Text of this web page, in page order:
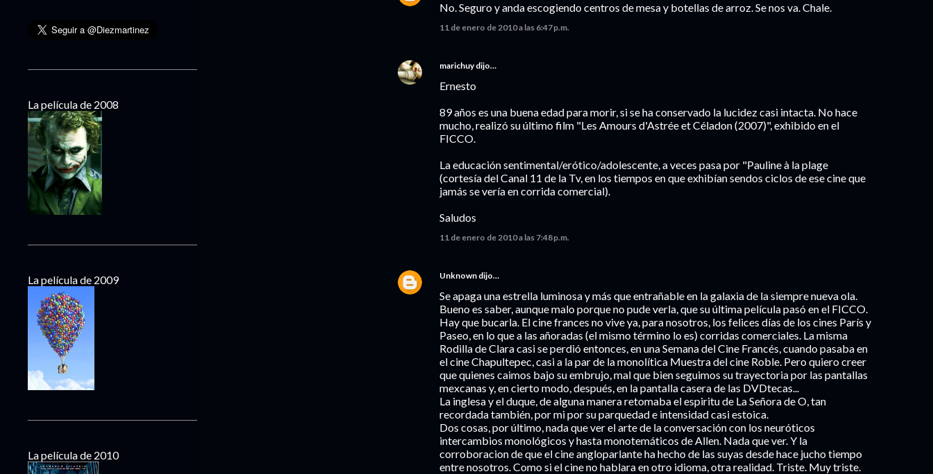
No. Seguro y anda escogiendo centros de mesa y botellas de arroz. Se nos va. Chale.
11 de enero de 2010 a las 6:47 p.m.
marichuydijo…
Ernesto
89 años es una buena edad para morir, si se ha conservado la lucidez casi intacta. No hace
mucho, realizó su último film "Les Amours d'Astrée et Céladon (2007)", exhibido en el
FICCO.
La educación sentimental/erótico/adolescente, a veces pasa por "Pauline à la plage
(cortesía del Canal 11 de la Tv, en los tiempos en que exhibían sendos ciclos de ese cine que
jamás se vería en corrida comercial).
Saludos
11 de enero de 2010 a las 7:48 p.m.
Unknown dijo…
Se apaga una estrella luminosa y más que entrañable en la galaxia de la siempre nueva ola.
Bueno es saber, aunque malo porque no pude verla, que su última película pasó en el FICCO.
Hay que bucarla. El cine frances no vive ya, para nosotros, los felices días de los cines París y
Paseo, en lo que a las añoradas (el mismo término lo es) corridas comerciales. La misma
Rodilla de Clara casi se perdió entonces, en una Semana del Cine Francés, cuando pasaba en
el cine Chapultepec, casi a la par de la monolítica Muestra del cine Roble. Pero quiero creer
que quienes caimos bajo su embrujo, mal que bien seguimos su trayectoria por las pantallas
mexcanas y, en cierto modo, después, en la pantalla casera de las DVDtecas...
La inglesa y el duque, de alguna manera retomaba el espiritu de La Señora de O, tan
recordada también, por mi por su parquedad e intensidad casi estoica.
Dos cosas, por último, nada que ver el arte de la conversación con los neuróticos
intercambios monológicos y hasta monotemáticos de Allen. Nada que ver. Y la
corroboracion de que el cine angloparlante ha hecho de las suyas desde hace jucho tiempo
entre nosotros. Como si el cine no hablara en otro idioma, otra realidad. Triste. Muy triste.
La película de 2008
La película de 2009
La película de 2010